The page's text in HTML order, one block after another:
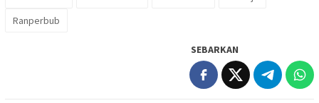
Ranperbub
SEBARKAN